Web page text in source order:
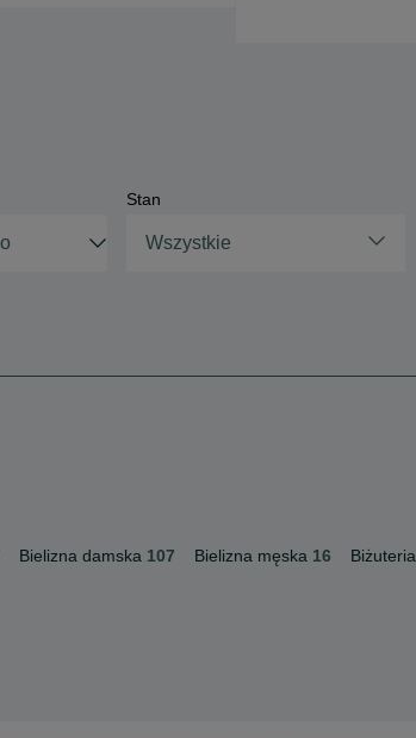
Stan
Wszystkie
Bielizna damska 107 Bielizna męska 16 Biżuteria